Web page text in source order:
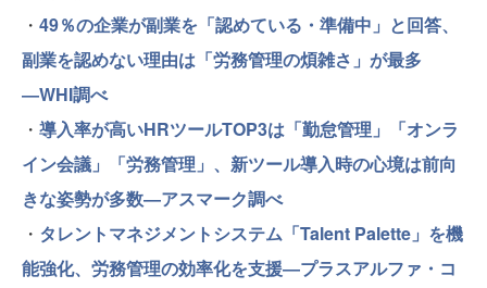
・ 49％の企業が副業を「認めている・準備中」と回答、
副業を認めない理由は「労務管理の煩雑さ」が最多
―WHI調べ
・ 導入率が高いHRツールTOP3は「勤怠管理」「オンラ
イン会議」「労務管理」、新ツール導入時の心境は前向
きな姿勢が多数―アスマーク調べ
・ タレントマネジメントシステム「Talent Palette」を機
能強化、労務管理の効率化を支援―プラスアルファ・コ